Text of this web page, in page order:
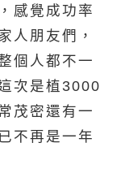
感覺成功率
人朋友們，
個人都不一
次是植3000
茂密還有一
不再是一年